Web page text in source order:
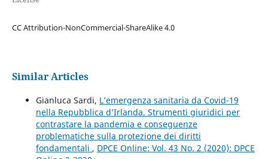
CC Attribution-NonCommercial-ShareAlike 4.0
Similar Articles
Gianluca Sardi, L’emergenza sanitaria da Covid-19
nella Repubblica d’Irlanda. Strumenti giuridici per
contrastare la pandemia e conseguenze
problematiche sulla protezione dei diritti
fondamentali , DPCE Online: Vol. 43 No. 2 (2020): DPCE